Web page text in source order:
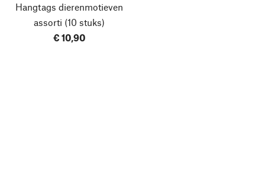
Hangtags dierenmotieven
assorti (10 stuks)
€ 10,90